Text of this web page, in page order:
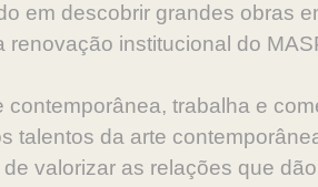
em descobrir grandes obras
institucional do
trabalha e
talentos da arte
valorizar as relações que